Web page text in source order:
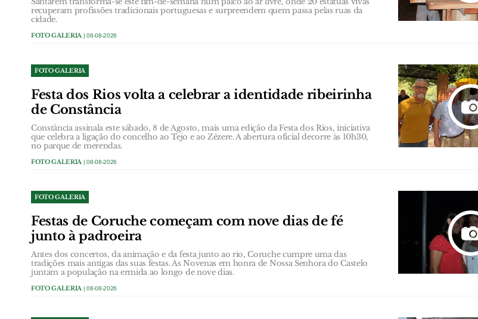
recuperam profissões tradicionais portuguesas e surpreendem quem passa pelas ruas da
cidade.
FOTO GALERIA | 08-08-2026
FOTO GALERIA
Festa dos Rios volta a celebrar a identidade ribeirinha
de Constância
Constância assinala este sábado, 8 de Agosto, mais uma edição da Festa dos Rios, iniciativa
que celebra a ligação do concelho ao Tejo e ao Zêzere. A abertura oficial decorre às 10h30,
no parque de merendas.
FOTO GALERIA | 08-08-2026
FOTO GALERIA
Festas de Coruche começam com nove dias de fé
junto à padroeira
Antes dos concertos, da animação e da festa junto ao rio, Coruche cumpre uma das
tradições mais antigas das suas festas. As Novenas em honra de Nossa Senhora do Castelo
juntam a população na ermida ao longo de nove dias.
FOTO GALERIA | 08-08-2026